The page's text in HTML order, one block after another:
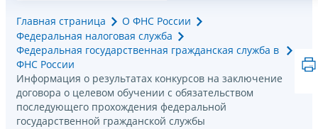
Главная страница
О ФНС России
Федеральная налоговая служба
Федеральная государственная гражданская служба в
ФНС России
Информация о результатах конкурсов на заключение
договора о целевом обучении с обязательством
последующего прохождения федеральной
государственной гражданской службы